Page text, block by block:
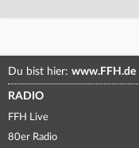
Du bist hier: www.FFH.de
RADIO
FFH Live
80er Radio